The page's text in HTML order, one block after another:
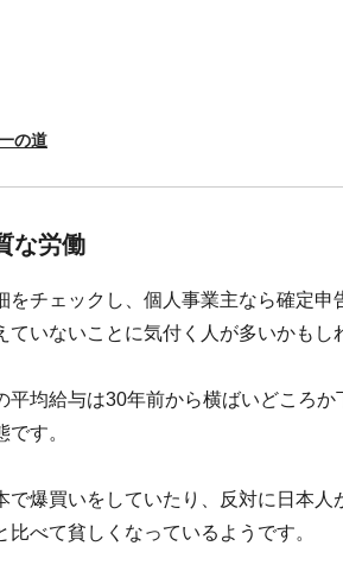
の道
な労働
をチェックし、個人事業主なら確定申
ていないことに気付く人が多いかもし
平均給与は30年前から横ばいどころ
す。
で爆買いをしていたり、反対に日本
比べて貧しくなっているようです。